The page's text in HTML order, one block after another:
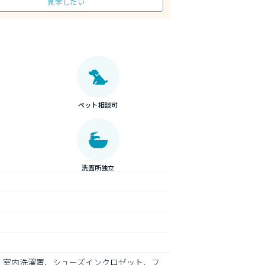
ペット相談可
洗面所独立
内洗濯置、シューズインクロゼット、フ